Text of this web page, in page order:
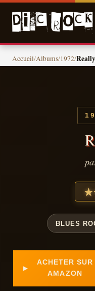
Skip
Accueil/Albums/1972/Really
★
BLUES
ACHETER SUR
AMAZON